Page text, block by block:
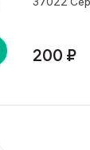
200 ₽